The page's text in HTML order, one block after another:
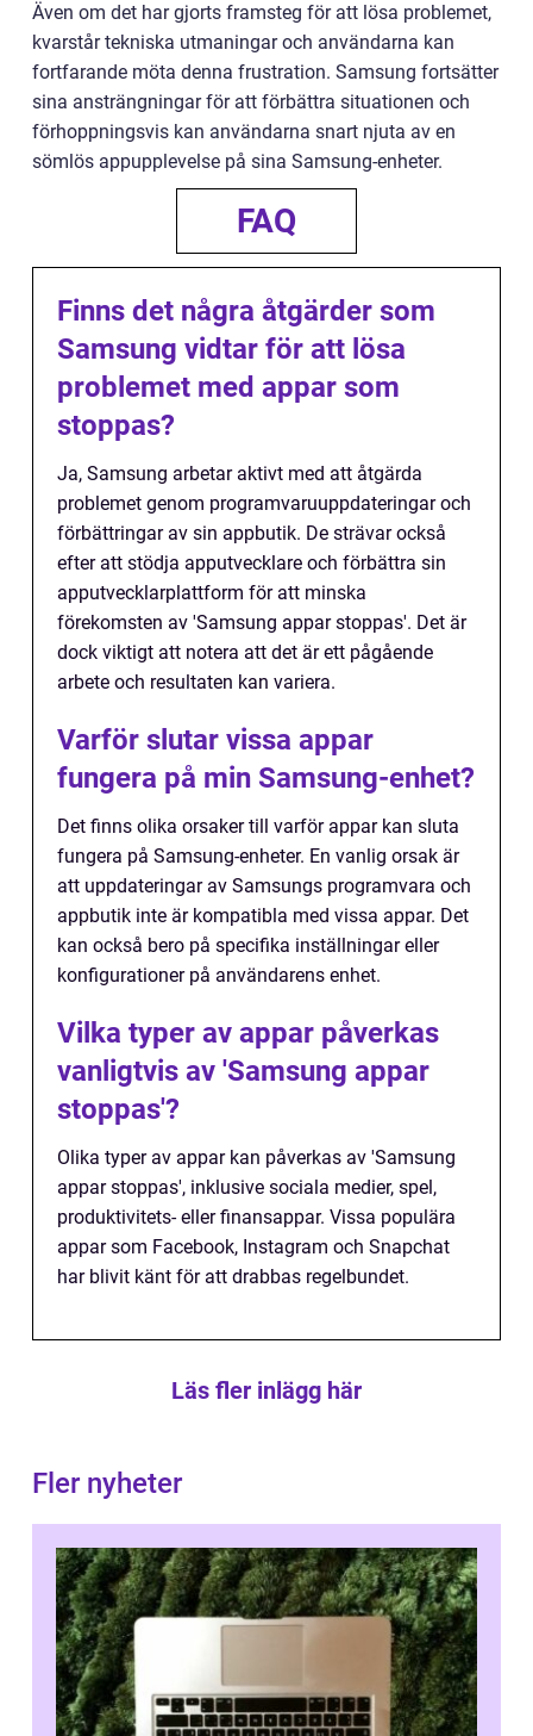
Även om det har gjorts framsteg för att lösa problemet,
kvarstår tekniska utmaningar och användarna kan
fortfarande möta denna frustration. Samsung fortsätter
sina ansträngningar för att förbättra situationen och
förhoppningsvis kan användarna snart njuta av en
sömlös appupplevelse på sina Samsung-enheter.
FAQ
Finns det några åtgärder som
Samsung vidtar för att lösa
problemet med appar som
stoppas?
Ja, Samsung arbetar aktivt med att åtgärda
problemet genom programvaruuppdateringar och
förbättringar av sin appbutik. De strävar också
efter att stödja apputvecklare och förbättra sin
apputvecklarplattform för att minska
förekomsten av 'Samsung appar stoppas'. Det är
dock viktigt att notera att det är ett pågående
arbete och resultaten kan variera.
Varför slutar vissa appar
fungera på min Samsung-enhet?
Det finns olika orsaker till varför appar kan sluta
fungera på Samsung-enheter. En vanlig orsak är
att uppdateringar av Samsungs programvara och
appbutik inte är kompatibla med vissa appar. Det
kan också bero på specifika inställningar eller
konfigurationer på användarens enhet.
Vilka typer av appar påverkas
vanligtvis av 'Samsung appar
stoppas'?
Olika typer av appar kan påverkas av 'Samsung
appar stoppas', inklusive sociala medier, spel,
produktivitets- eller finansappar. Vissa populära
appar som Facebook, Instagram och Snapchat
har blivit känt för att drabbas regelbundet.
Läs fler inlägg här
Fler nyheter